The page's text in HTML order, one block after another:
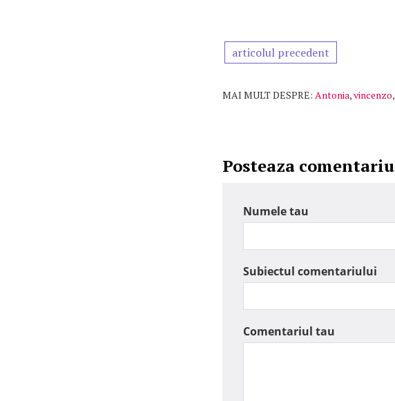
articolul precedent
MAI MULT DESPRE: Antonia,vincenzo,
Posteaza comentariu
Numele tau
Subiectul comentariului
Comentariul tau